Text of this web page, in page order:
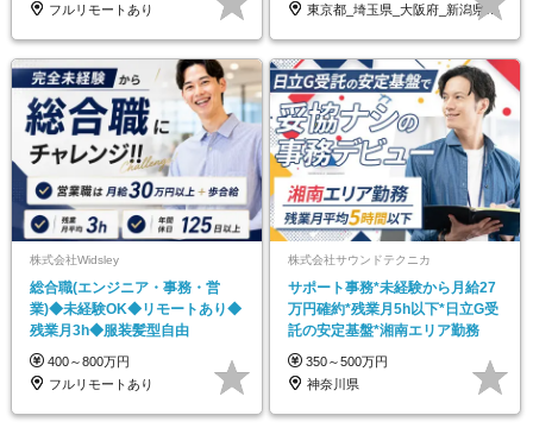
フルリモートあり
東京都_埼玉県_大阪府_新潟県_福岡県
株式会社Widsley
総合職(エンジニア・事務・営
業)◆未経験OK◆リモートあり◆
残業月3h◆服装髪型自由
400～800万円
フルリモートあり
株式会社サウンドテクニカ
サポート事務*未経験から月給27
万円確約*残業月5h以下*日立G受
託の安定基盤*湘南エリア勤務
350～500万円
神奈川県